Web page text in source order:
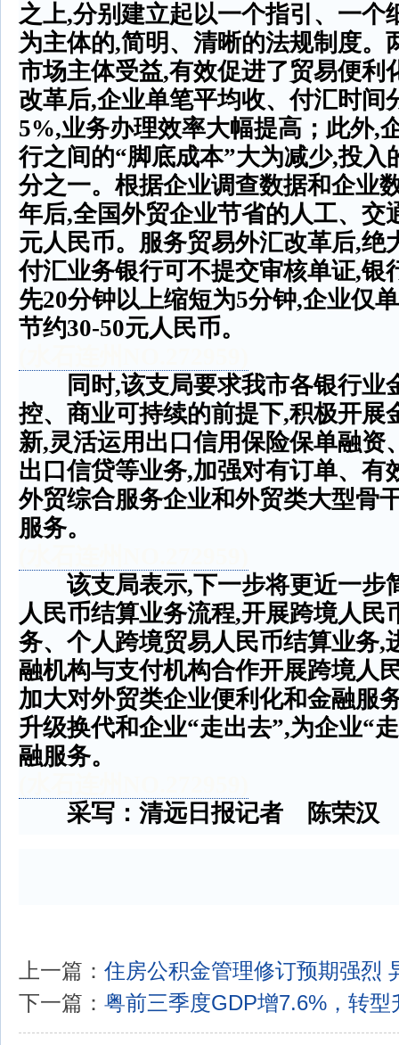
之上,分别建立起以一个指引、一个
为主体的,简明、清晰的法规制度。
市场主体受益,有效促进了贸易便利
改革后,企业单笔平均收、付汇时间
5%,业务办理效率大幅提高；此外,
行之间的“脚底成本”大为减少,投入
分之一。根据企业调查数据和企业
年后,全国外贸企业节省的人工、交
元人民币。服务贸易外汇改革后,绝
付汇业务银行可不提交审核单证,银
先20分钟以上缩短为5分钟,企业仅
节约30-50元人民币。
同时,该支局要求我市各银行业
控、商业可持续的前提下,积极开展
新,灵活运用出口信用保险保单融资
出口信贷等业务,加强对有订单、有
外贸综合服务企业和外贸类大型骨
服务。
该支局表示,下一步将更近一步
人民币结算业务流程,开展跨境人民
务、个人跨境贸易人民币结算业务,
融机构与支付机构合作开展跨境人
加大对外贸类企业便利化和金融服
升级换代和企业“走出去”,为企业“
融服务。
采写：清远日报记者 陈荣汉
上一篇： 住房公积金管理修订预期强烈
下一篇： 粤前三季度GDP增7.6%，转型